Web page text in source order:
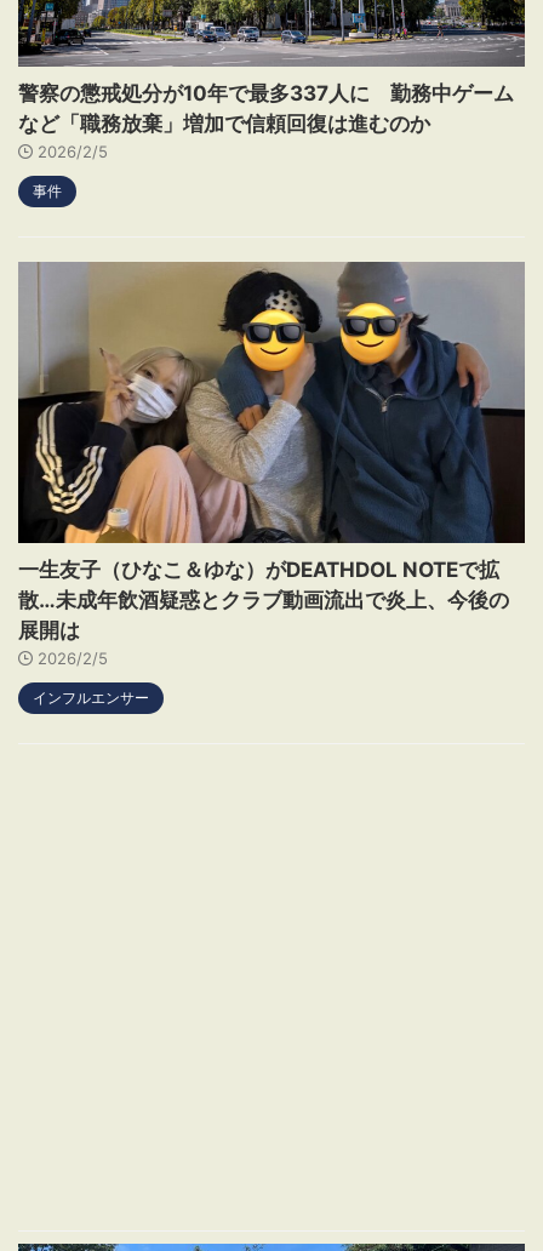
警察の懲戒処分が10年で最多337人に 勤務中ゲーム
など「職務放棄」増加で信頼回復は進むのか
2026/2/5
事件
一生友子（ひなこ＆ゆな）がDEATHDOL NOTEで拡
散…未成年飲酒疑惑とクラブ動画流出で炎上、今後の
展開は
2026/2/5
インフルエンサー